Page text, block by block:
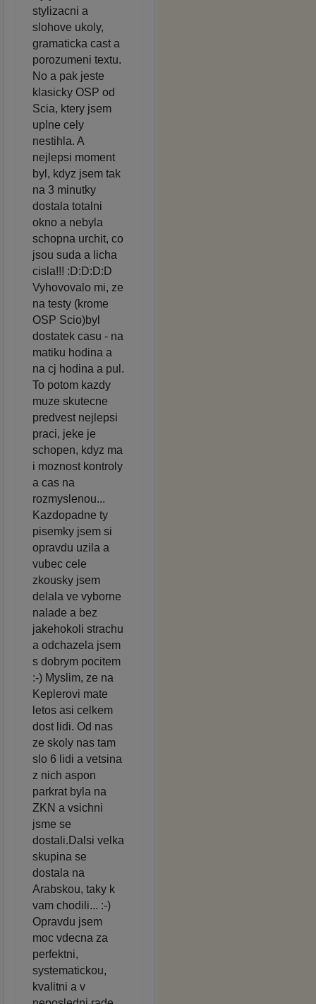
stylizacni a
slohove ukoly,
gramaticka cast a
porozumeni textu.
No a pak jeste
klasicky OSP od
Scia, ktery jsem
uplne cely
nestihla. A
nejlepsi moment
byl, kdyz jsem tak
na 3 minutky
dostala totalni
okno a nebyla
schopna urchit, co
jsou suda a licha
cisla!!! :D:D:D:D
Vyhovovalo mi, ze
na testy (krome
OSP Scio)byl
dostatek casu - na
matiku hodina a
na cj hodina a pul.
To potom kazdy
muze skutecne
predvest nejlepsi
praci, jeke je
schopen, kdyz ma
i moznost kontroly
a cas na
rozmyslenou...
Kazdopadne ty
pisemky jsem si
opravdu uzila a
vubec cele
zkousky jsem
delala ve vyborne
nalade a bez
jakehokoli strachu
a odchazela jsem
s dobrym pocitem
:-) Myslim, ze na
Keplerovi mate
letos asi celkem
dost lidi. Od nas
ze skoly nas tam
slo 6 lidi a vetsina
z nich aspon
parkrat byla na
ZKN a vsichni
jsme se
dostali.Dalsi velka
skupina se
dostala na
Arabskou, taky k
vam chodili... :-)
Opravdu jsem
moc vdecna za
perfektni,
systematickou,
kvalitni a v